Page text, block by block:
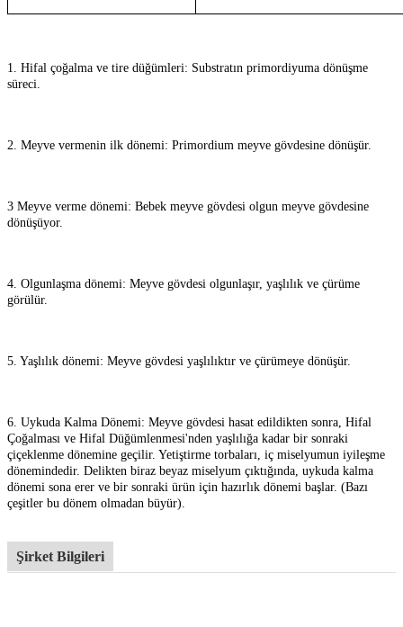
1. Hifal çoğalma ve tire düğümleri: Substratın primordiyuma dönüşme
süreci.
2. Meyve vermenin ilk dönemi: Primordium meyve gövdesine dönüşür.
3 Meyve verme dönemi: Bebek meyve gövdesi olgun meyve gövdesine
dönüşüyor.
4. Olgunlaşma dönemi: Meyve gövdesi olgunlaşır, yaşlılık ve çürüme
görülür.
5. Yaşlılık dönemi: Meyve gövdesi yaşlılıktır ve çürümeye dönüşür.
6. Uykuda Kalma Dönemi: Meyve gövdesi hasat edildikten sonra, Hifal
Çoğalması ve Hifal Düğümlenmesi'nden yaşlılığa kadar bir sonraki
çiçeklenme dönemine geçilir. Yetiştirme torbaları, iç miselyumun iyileşme
dönemindedir. Delikten biraz beyaz miselyum çıktığında, uykuda kalma
dönemi sona erer ve bir sonraki ürün için hazırlık dönemi başlar. (Bazı
çeşitler bu dönem olmadan büyür).
Şirket Bilgileri